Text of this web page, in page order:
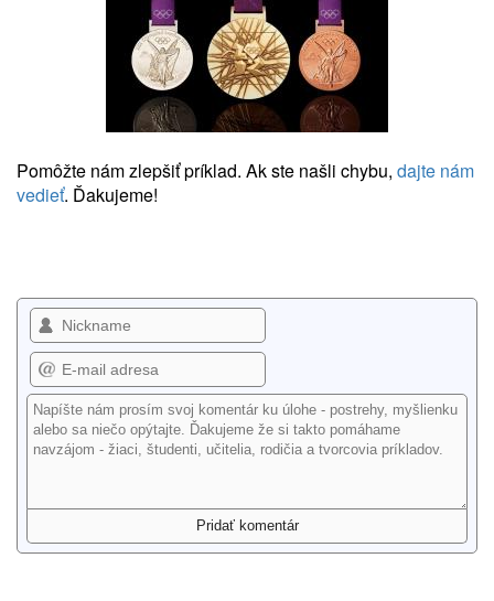
Pomôžte nám zlepšiť príklad. Ak ste našli chybu, dajte nám
vedieť. Ďakujeme!